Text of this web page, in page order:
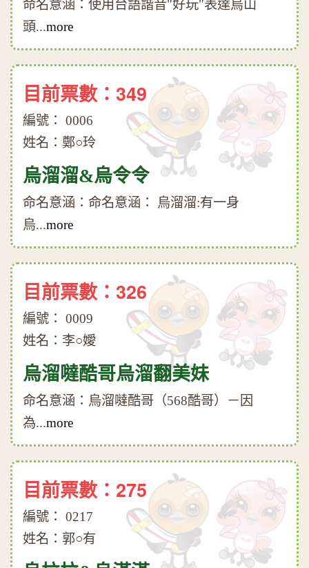
命名意涵：使用台語諧音"好玩"表達烏山
頭...more
目前票數：349
編號： 0006
姓名：鄭○玲
烏溜溜&烏令令
命名意涵：命名意涵： 烏溜溜:有一身
烏...more
目前票數：326
編號： 0009
姓名：李○嬡
烏溜噠酷哥烏溜翻美妹
命名意涵：烏溜噠酷哥（568酷哥）－因
為...more
目前票數：275
編號： 0217
姓名：郭○有